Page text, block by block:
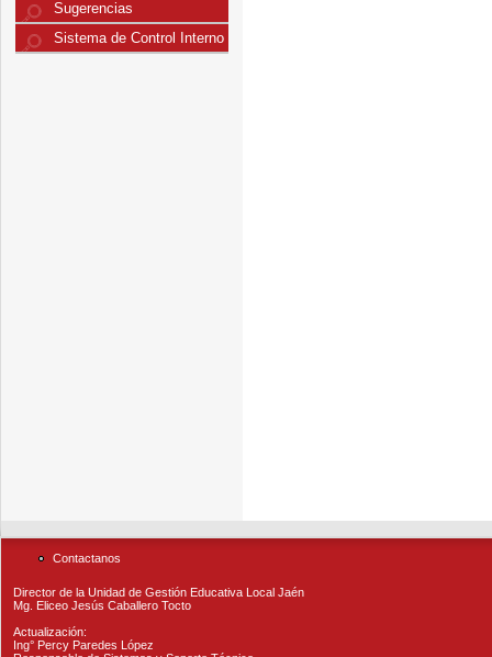
Sugerencias
Sistema de Control Interno
Contactanos
Director de la Unidad de Gestión Educativa Local Jaén
Mg. Eliceo Jesús Caballero Tocto
Actualización:
Ing° Percy Paredes López